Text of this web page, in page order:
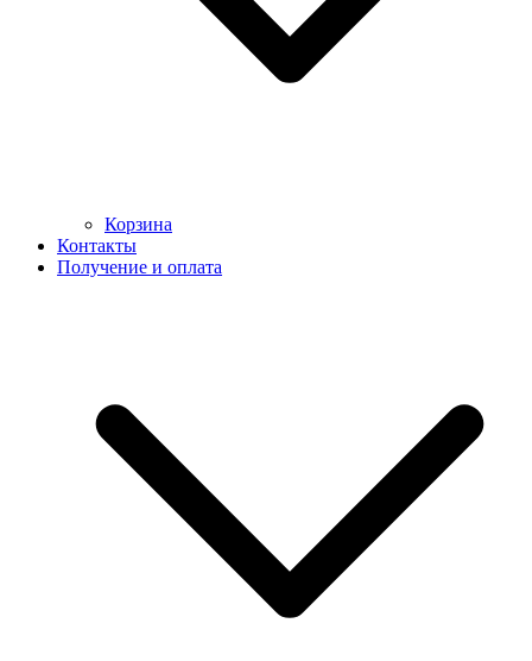
Корзина
Контакты
Получение и оплата